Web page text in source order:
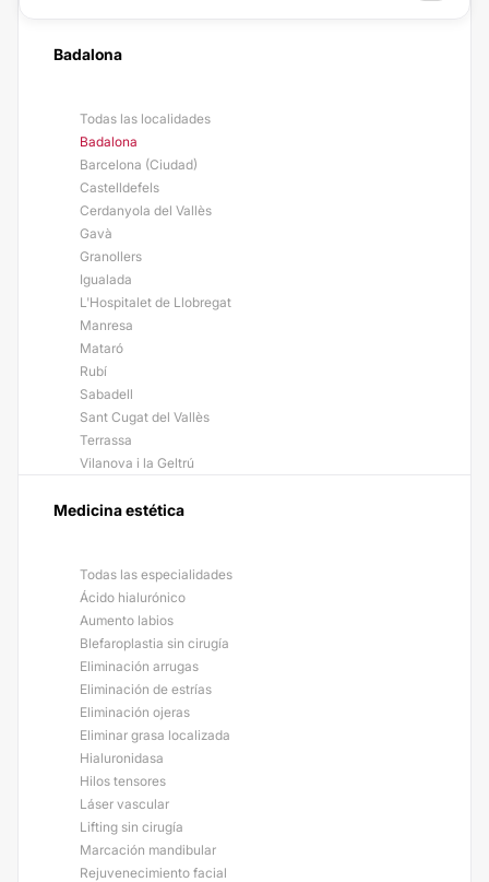
Badalona
Todas las localidades
Badalona
Barcelona (Ciudad)
Castelldefels
Cerdanyola del Vallès
Gavà
Granollers
Igualada
L'Hospitalet de Llobregat
Manresa
Mataró
Rubí
Sabadell
Sant Cugat del Vallès
Terrassa
Vilanova i la Geltrú
Medicina estética
Todas las especialidades
Ácido hialurónico
Aumento labios
Blefaroplastia sin cirugía
Eliminación arrugas
Eliminación de estrías
Eliminación ojeras
Eliminar grasa localizada
Hialuronidasa
Hilos tensores
Láser vascular
Lifting sin cirugía
Marcación mandibular
Rejuvenecimiento facial